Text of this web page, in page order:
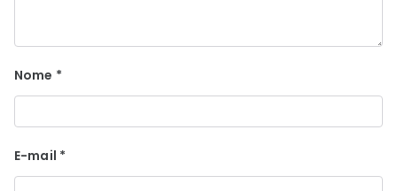
Nome *
E-mail *